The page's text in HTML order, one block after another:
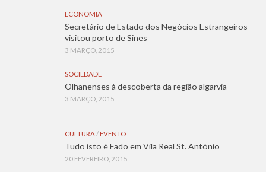
ECONOMIA
Secretário de Estado dos Negócios Estrangeiros
visitou porto de Sines
3 MARÇO, 2015
SOCIEDADE
Olhanenses à descoberta da região algarvia
3 MARÇO, 2015
CULTURA/ EVENTO
Tudo isto é Fado em Vila Real St. António
20 FEVEREIRO, 2015